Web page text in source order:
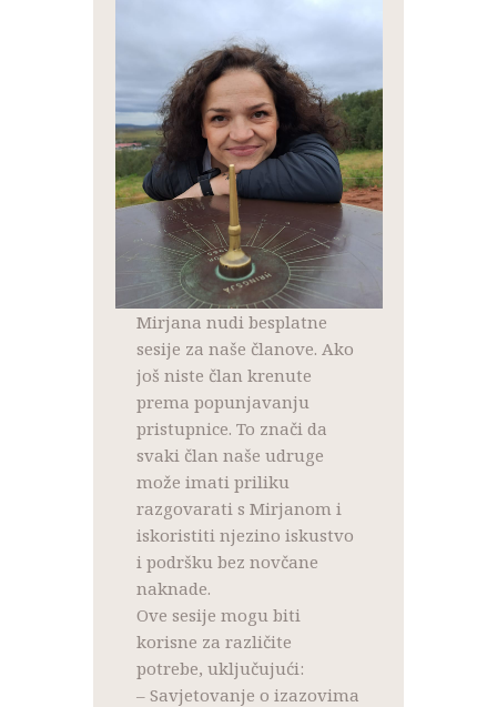
Mirjana nudi besplatne
sesije za naše članove. Ako
još niste član krenute
prema popunjavanju
pristupnice. To znači da
svaki član naše udruge
može imati priliku
razgovarati s Mirjanom i
iskoristiti njezino iskustvo
i podršku bez novčane
naknade.
Ove sesije mogu biti
korisne za različite
potrebe, uključujući:
– Savjetovanje o izazovima